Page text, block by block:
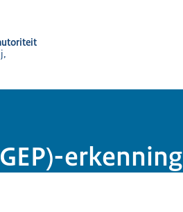
erkenning